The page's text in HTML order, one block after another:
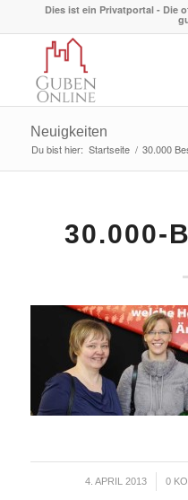
Dies ist ein Privatportal - Die
Neuigkeiten
Du bist hier: Startseite / 30.000
30.000-
4. APRIL 2013
/ 0